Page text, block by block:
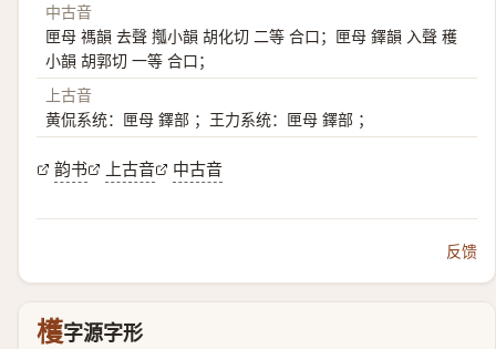
中古音
匣母 禡韻 去聲 摦小韻 胡化切 二等 合口；匣母 鐸韻 入聲 穫
小韻 胡郭切 一等 合口；
上古音
黄侃系统：匣母 鐸部 ；王力系统：匣母 鐸部 ；
韵书 上古音 中古音
反馈
檴字源字形